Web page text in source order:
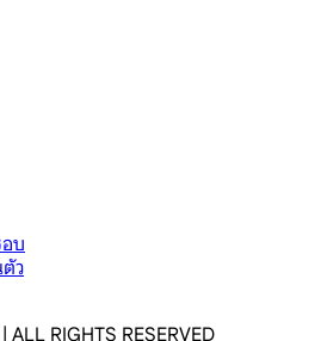
บ
ว
ALL RIGHTS RESERVED